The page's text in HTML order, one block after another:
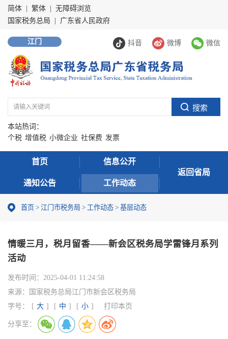
简体 繁体
无障碍浏览
国家税务总局
广东省人民政府
抖音 微博 微信
江门
本站热词：
个税 增值税 小微企业 社保费 发票
首页 信息公开
通知公告 工作动态
返回省局
首页 > 江门市税务局 > 工作动态 > 基层动态
情暖三月，税月留香——新会区税务局学雷锋月系列
活动
发布时间： 2025-04-01 11:24:58
来源：
国家税务总局江门市新会区税务局
字号：
[ 大 ] [ 中 ] [ 小 ] 打印本页
分享至：